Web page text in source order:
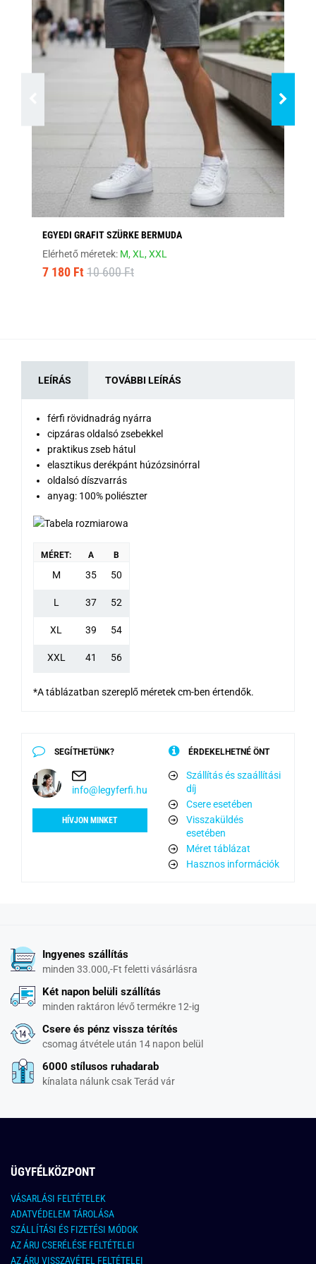
EGYEDI GRAFIT SZÜRKE BERMUDA
Elérhető méretek: M,XL,XXL
7 180 Ft 10 600 Ft
LEÍRÁS TOVÁBBI LEÍRÁS
férfi rövidnadrág nyárra
cipzáras oldalsó zsebekkel
praktikus zseb hátul
elasztikus derékpánt húzózsinórral
oldalsó díszvarrás
anyag: 100% poliészter
MÉRET: A B
M 35 50
L 37 52
XL 39 54
XXL 41 56
*A táblázatban szereplő méretek cm-ben értendők.
SEGÍTHETÜNK?
info@legyferfi.hu
HÍVJON MINKET
ÉRDEKELHETNÉ ÖNT
Szállítás és szaállítási
díj
Csere esetében
Visszaküldés
esetében
Méret táblázat
Hasznos információk
Ingyenes szállítás
minden 33.000,-Ft feletti vásárlásra
Két napon belüli szállítás
minden raktáron lévő termékre 12-ig
Csere és pénz vissza térítés
csomag átvétele után 14 napon belül
6000 stílusos ruhadarab
kínalata nálunk csak Terád vár
ÜGYFÉLKÖZPONT
VÁSARLÁSI FELTÉTELEK
ADATVÉDELEM TÁROLÁSA
SZÁLLÍTÁSI ÉS FIZETÉSI MÓDOK
AZ ÁRU CSERÉLÉSE FELTÉTELEI
AZ ÁRU VISSZAVÉTEL FELTÉTELEI